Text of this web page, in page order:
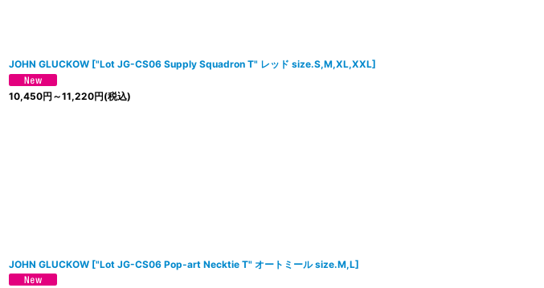
JOHN GLUCKOW ["Lot JG-CS06 Supply Squadron T" レッド size.S,M,XL,XXL]
10,450円 ～11,220円(税込)
JOHN GLUCKOW ["Lot JG-CS06 Pop-art Necktie T" オートミール size.M,L]